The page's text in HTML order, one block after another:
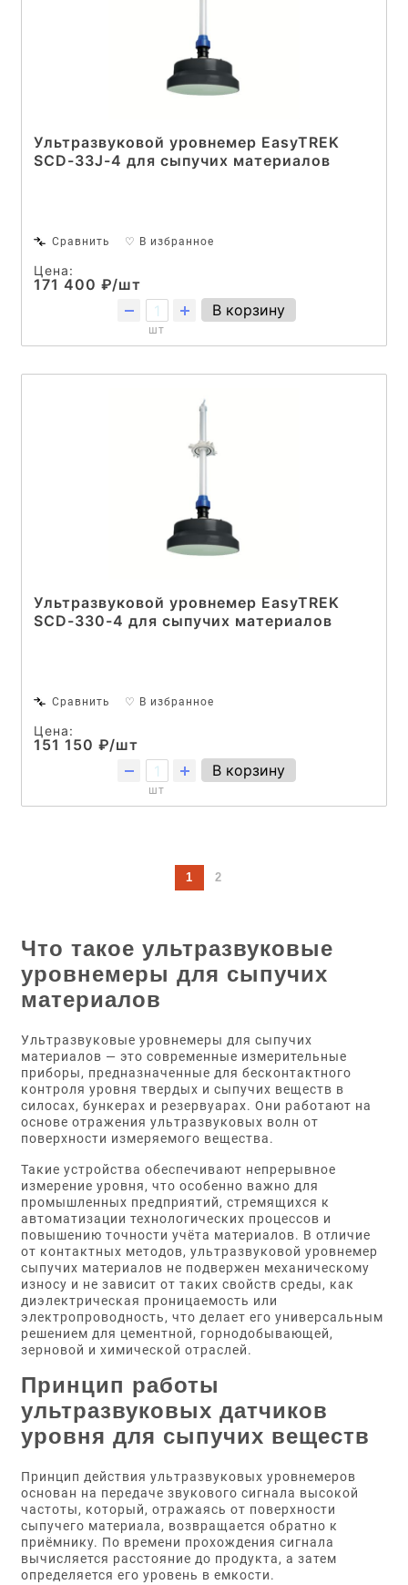
Ультразвуковой уровнемер EasyTREK
SCD-33J-4 для сыпучих материалов
Сравнить ♡ В избранное
Цена:
171 400 ₽/шт
шт
В корзину
Ультразвуковой уровнемер EasyTREK
SCD-330-4 для сыпучих материалов
Сравнить ♡ В избранное
Цена:
151 150 ₽/шт
шт
В корзину
1 2
Что такое ультразвуковые
уровнемеры для сыпучих
материалов
Ультразвуковые уровнемеры для сыпучих
материалов — это современные измерительные
приборы, предназначенные для бесконтактного
контроля уровня твердых и сыпучих веществ в
силосах, бункерах и резервуарах. Они работают на
основе отражения ультразвуковых волн от
поверхности измеряемого вещества.
Такие устройства обеспечивают непрерывное
измерение уровня, что особенно важно для
промышленных предприятий, стремящихся к
автоматизации технологических процессов и
повышению точности учёта материалов. В отличие
от контактных методов, ультразвуковой уровнемер
сыпучих материалов не подвержен механическому
износу и не зависит от таких свойств среды, как
диэлектрическая проницаемость или
электропроводность, что делает его универсальным
решением для цементной, горнодобывающей,
зерновой и химической отраслей.
Принцип работы
ультразвуковых датчиков
уровня для сыпучих веществ
Принцип действия ультразвуковых уровнемеров
основан на передаче звукового сигнала высокой
частоты, который, отражаясь от поверхности
сыпучего материала, возвращается обратно к
приёмнику. По времени прохождения сигнала
вычисляется расстояние до продукта, а затем
определяется его уровень в емкости.